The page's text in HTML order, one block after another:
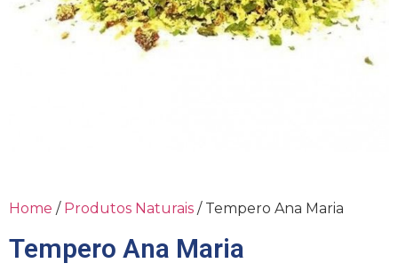
Home / Produtos Naturais / Tempero Ana Maria
Tempero Ana Maria